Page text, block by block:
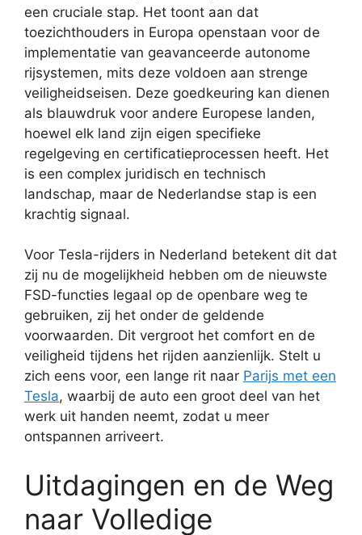
een cruciale stap. Het toont aan dat
toezichthouders in Europa openstaan voor de
implementatie van geavanceerde autonome
rijsystemen, mits deze voldoen aan strenge
veiligheidseisen. Deze goedkeuring kan dienen
als blauwdruk voor andere Europese landen,
hoewel elk land zijn eigen specifieke
regelgeving en certificatieprocessen heeft. Het
is een complex juridisch en technisch
landschap, maar de Nederlandse stap is een
krachtig signaal.
Voor Tesla-rijders in Nederland betekent dit dat
zij nu de mogelijkheid hebben om de nieuwste
FSD-functies legaal op de openbare weg te
gebruiken, zij het onder de geldende
voorwaarden. Dit vergroot het comfort en de
veiligheid tijdens het rijden aanzienlijk. Stelt u
zich eens voor, een lange rit naar Parijs met een
Tesla, waarbij de auto een groot deel van het
werk uit handen neemt, zodat u meer
ontspannen arriveert.
Uitdagingen en de Weg
naar Volledige